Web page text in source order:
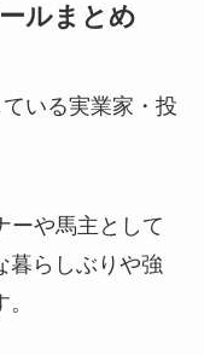
ルまとめ
いる実業家・投
ーや馬主として
暮らしぶりや強